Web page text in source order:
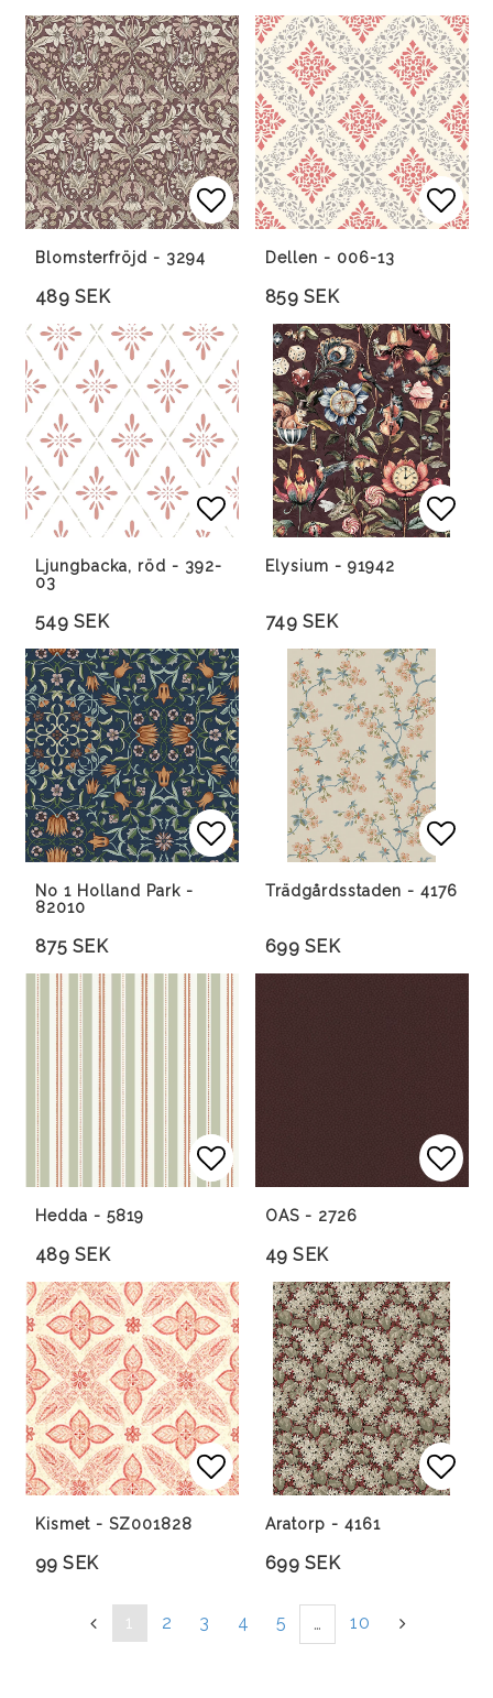
Lägg till i favoritlistan
Lägg till i favoritlistan
Blomsterfröjd - 3294
489 SEK
Dellen - 006-13
859 SEK
Lägg till i favoritlistan
Lägg till i favoritlistan
Ljungbacka, röd - 392-
03
549 SEK
Elysium - 91942
749 SEK
Lägg till i favoritlistan
Lägg till i favoritlistan
No 1 Holland Park -
82010
875 SEK
Trädgårdsstaden - 4176
699 SEK
Lägg till i favoritlistan
Lägg till i favoritlistan
Hedda - 5819
489 SEK
OAS - 2726
49 SEK
Lägg till i favoritlistan
Kismet - SZ001828
99 SEK
Aratorp - 4161
699 SEK
« 1 2 3 4 5 … 10 »